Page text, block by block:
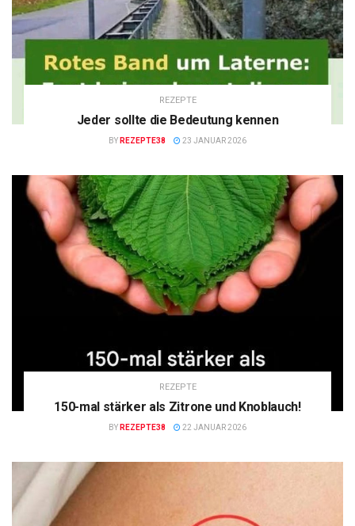
REZEPTE
Jeder sollte die Bedeutung kennen
BY REZEPTE38 23 JANUAR 2026
REZEPTE
150-mal stärker als Zitrone und Knoblauch!
BY REZEPTE38 22 JANUAR 2026